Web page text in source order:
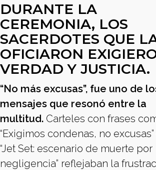
DURANTE LA
CEREMONIA, LOS
SACERDOTES QUE
OFICIARON
VERDAD Y JUSTICIA.
“No más excusas”, fue uno de
mensajes que resonó entre la
multitud. Carteles con frases
“Exigimos condenas, no excusas”
“Jet Set: escenario de muerte por
negligencia” reflejaban la